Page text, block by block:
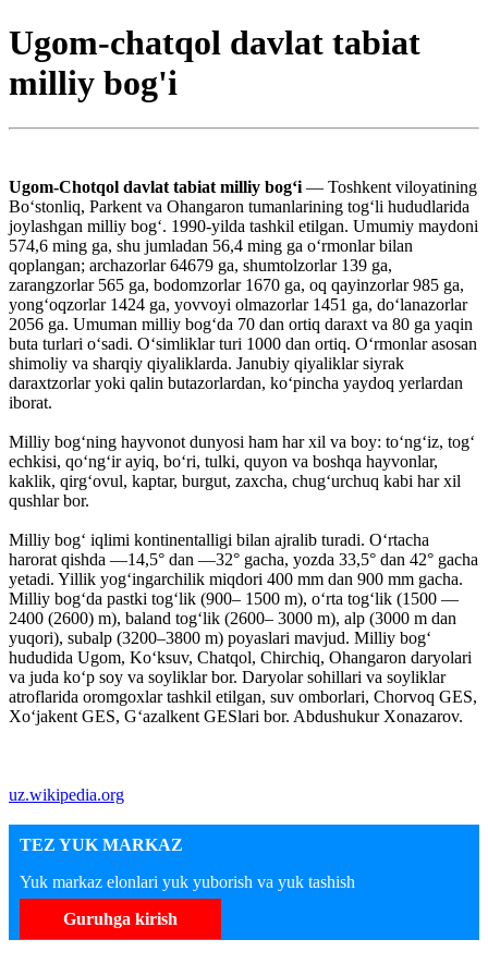
Ugom-chatqol davlat tabiat
milliy bog'i
Ugom-Chotqol davlat tabiat milliy bogʻi — Toshkent viloyatining
Boʻstonliq, Parkent va Ohangaron tumanlarining togʻli hududlarida
joylashgan milliy bogʻ. 1990-yilda tashkil etilgan. Umumiy maydoni
574,6 ming ga, shu jumladan 56,4 ming ga oʻrmonlar bilan
qoplangan; archazorlar 64679 ga, shumtolzorlar 139 ga,
zarangzorlar 565 ga, bodomzorlar 1670 ga, oq qayinzorlar 985 ga,
yongʻoqzorlar 1424 ga, yovvoyi olmazorlar 1451 ga, doʻlanazorlar
2056 ga. Umuman milliy bogʻda 70 dan ortiq daraxt va 80 ga yaqin
buta turlari oʻsadi. Oʻsimliklar turi 1000 dan ortiq. Oʻrmonlar asosan
shimoliy va sharqiy qiyaliklarda. Janubiy qiyaliklar siyrak
daraxtzorlar yoki qalin butazorlardan, koʻpincha yaydoq yerlardan
iborat.
Milliy bogʻning hayvonot dunyosi ham har xil va boy: toʻngʻiz, togʻ
echkisi, qoʻngʻir ayiq, boʻri, tulki, quyon va boshqa hayvonlar,
kaklik, qirgʻovul, kaptar, burgut, zaxcha, chugʻurchuq kabi har xil
qushlar bor.
Milliy bogʻ iqlimi kontinentalligi bilan ajralib turadi. Oʻrtacha
harorat qishda —14,5° dan —32° gacha, yozda 33,5° dan 42° gacha
yetadi. Yillik yogʻingarchilik miqdori 400 mm dan 900 mm gacha.
Milliy bogʻda pastki togʻlik (900– 1500 m), oʻrta togʻlik (1500 —
2400 (2600) m), baland togʻlik (2600– 3000 m), alp (3000 m dan
yuqori), subalp (3200–3800 m) poyaslari mavjud. Milliy bogʻ
hududida Ugom, Koʻksuv, Chatqol, Chirchiq, Ohangaron daryolari
va juda koʻp soy va soyliklar bor. Daryolar sohillari va soyliklar
atroflarida oromgoxlar tashkil etilgan, suv omborlari, Chorvoq GES,
Xoʻjakent GES, Gʻazalkent GESlari bor. Abdushukur Xonazarov.
uz.wikipedia.org
TEZ YUK MARKAZ
Yuk markaz elonlari yuk yuborish va yuk tashish
Guruhga kirish